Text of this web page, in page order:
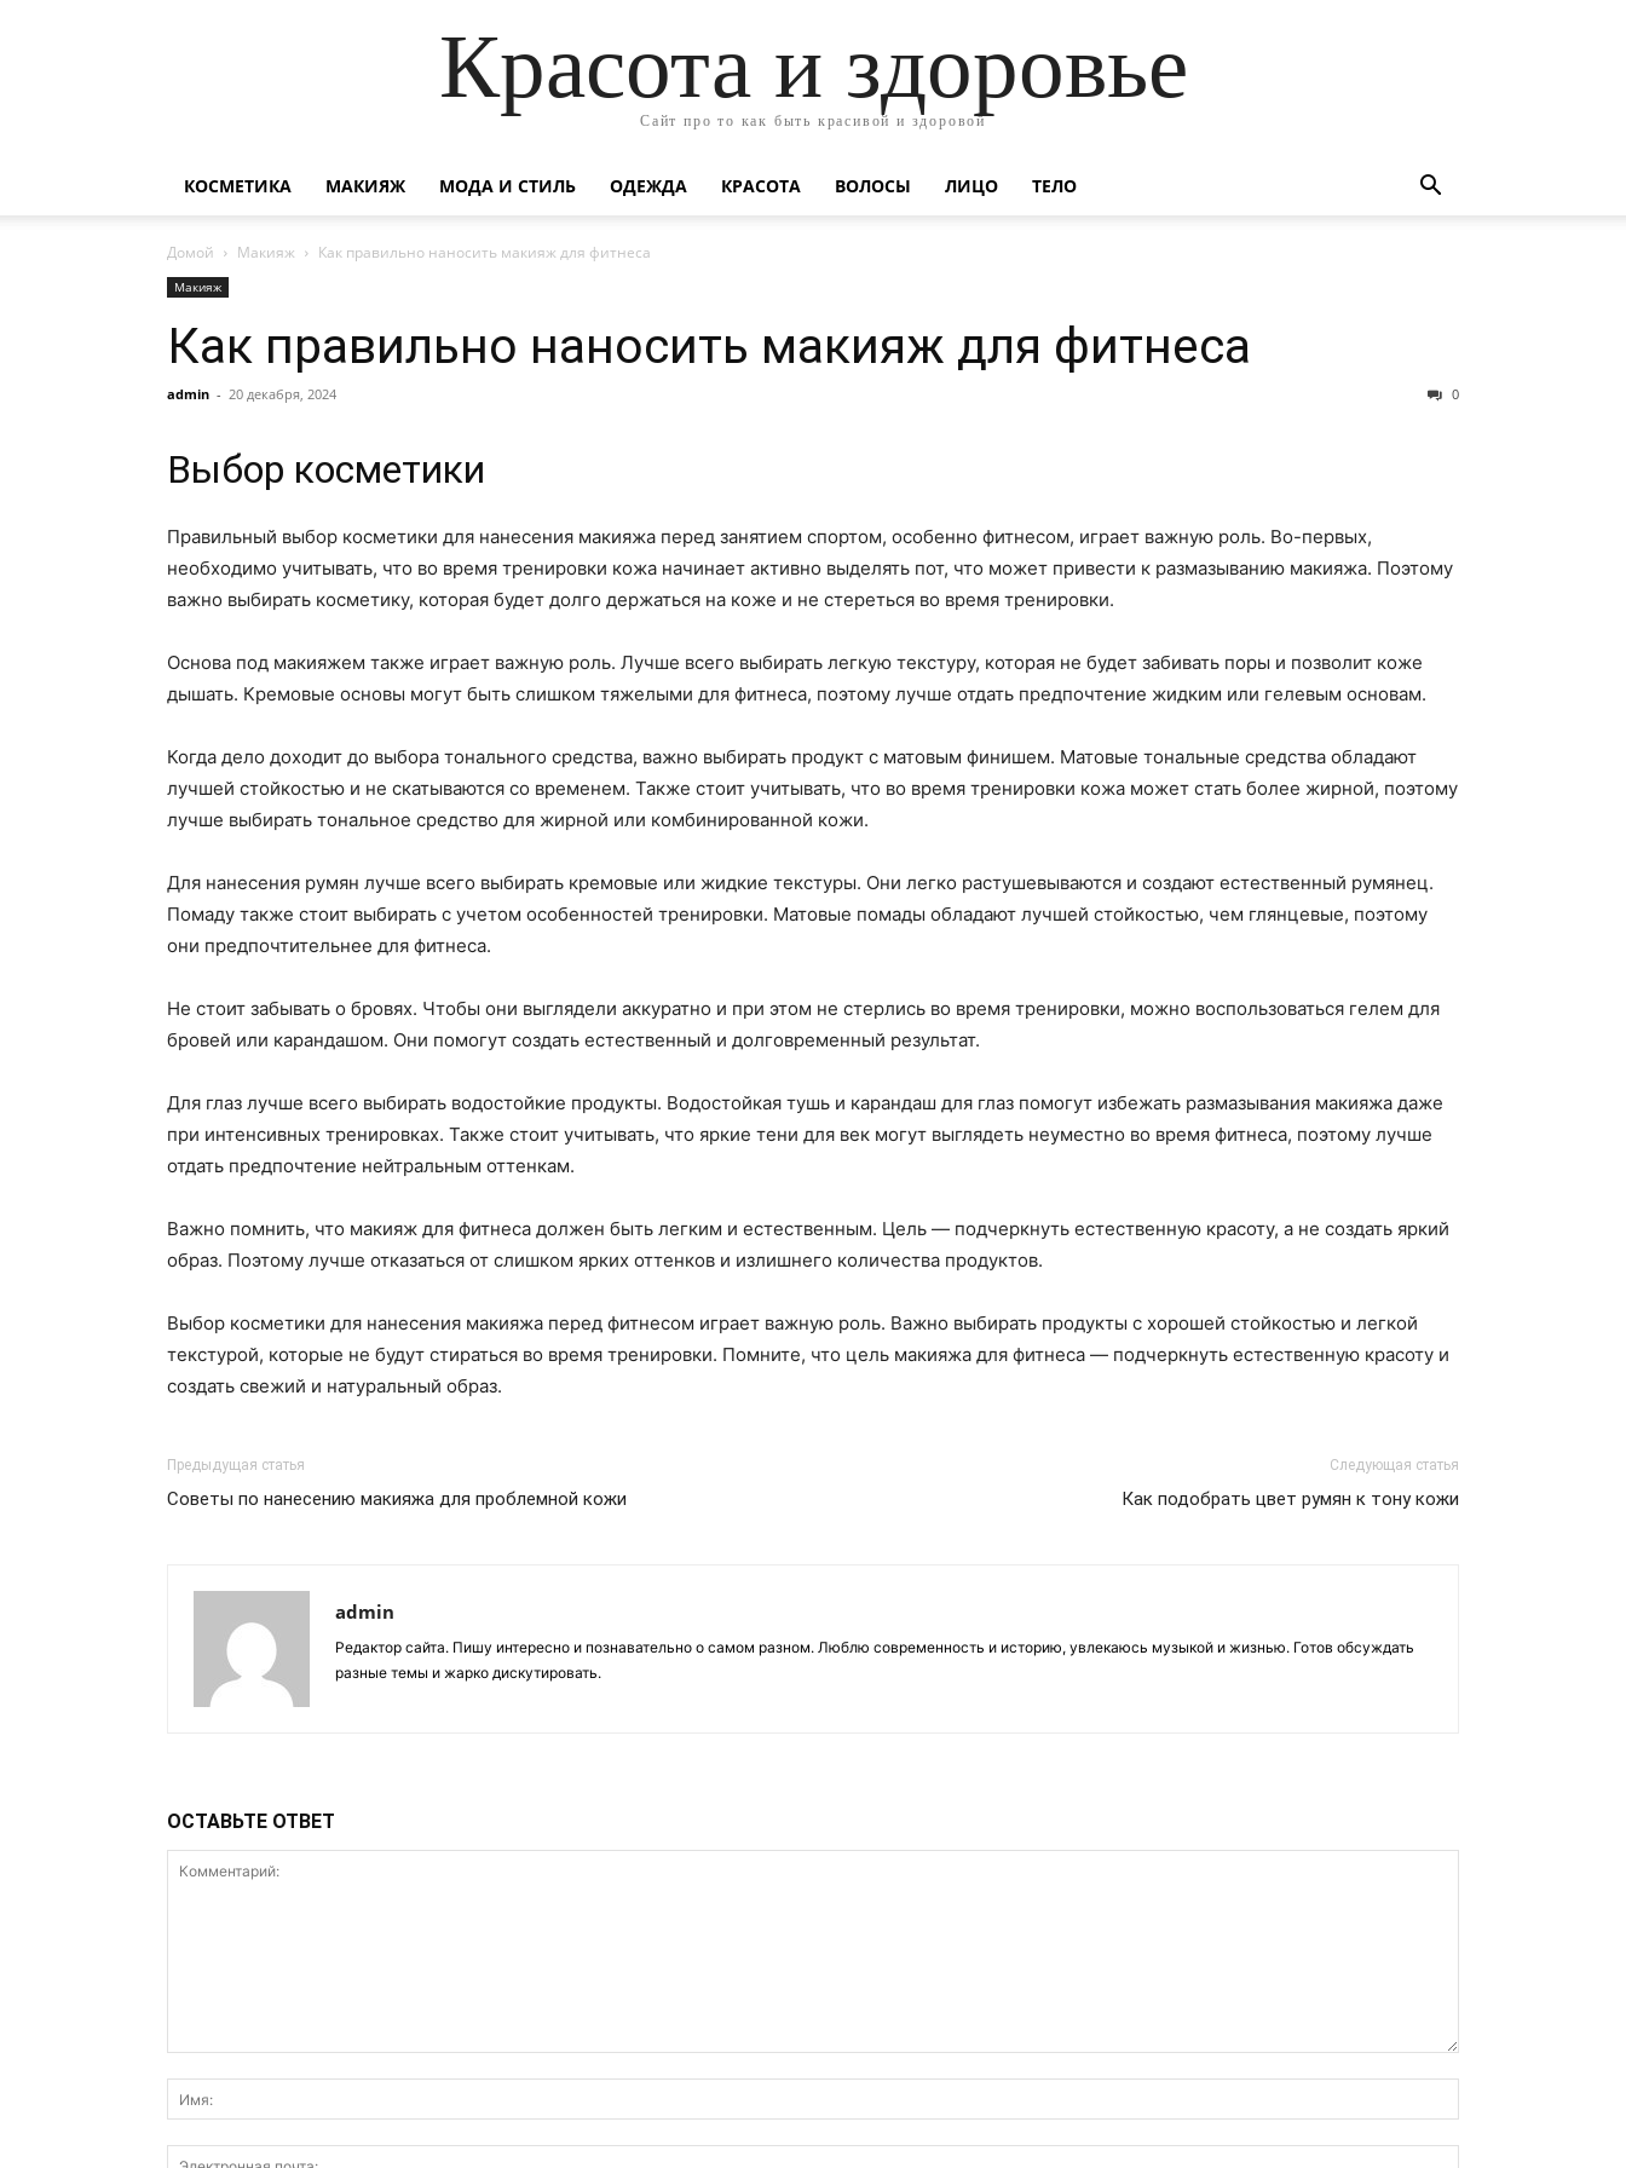
Красота и здоровье
Сайт про то как быть красивой и здоровой
КОСМЕТИКА МАКИЯЖ МОДА И СТИЛЬ ОДЕЖДА КРАСОТА ВОЛОСЫ ЛИЦО ТЕЛО
Домой Макияж Как правильно наносить макияж для фитнеса
Макияж
Как правильно наносить макияж для фитнеса
admin - 20 декабря, 2024 0
Выбор косметики
Правильный выбор косметики для нанесения макияжа перед занятием спортом, особенно фитнесом, играет важную роль. Во-первых,
необходимо учитывать, что во время тренировки кожа начинает активно выделять пот, что может привести к размазыванию макияжа. Поэтому
важно выбирать косметику, которая будет долго держаться на коже и не стереться во время тренировки.
Основа под макияжем также играет важную роль. Лучше всего выбирать легкую текстуру, которая не будет забивать поры и позволит коже
дышать. Кремовые основы могут быть слишком тяжелыми для фитнеса, поэтому лучше отдать предпочтение жидким или гелевым основам.
Когда дело доходит до выбора тонального средства, важно выбирать продукт с матовым финишем. Матовые тональные средства обладают
лучшей стойкостью и не скатываются со временем. Также стоит учитывать, что во время тренировки кожа может стать более жирной, поэтому
лучше выбирать тональное средство для жирной или комбинированной кожи.
Для нанесения румян лучше всего выбирать кремовые или жидкие текстуры. Они легко растушевываются и создают естественный румянец.
Помаду также стоит выбирать с учетом особенностей тренировки. Матовые помады обладают лучшей стойкостью, чем глянцевые, поэтому
они предпочтительнее для фитнеса.
Не стоит забывать о бровях. Чтобы они выглядели аккуратно и при этом не стерлись во время тренировки, можно воспользоваться гелем для
бровей или карандашом. Они помогут создать естественный и долговременный результат.
Для глаз лучше всего выбирать водостойкие продукты. Водостойкая тушь и карандаш для глаз помогут избежать размазывания макияжа даже
при интенсивных тренировках. Также стоит учитывать, что яркие тени для век могут выглядеть неуместно во время фитнеса, поэтому лучше
отдать предпочтение нейтральным оттенкам.
Важно помнить, что макияж для фитнеса должен быть легким и естественным. Цель — подчеркнуть естественную красоту, а не создать яркий
образ. Поэтому лучше отказаться от слишком ярких оттенков и излишнего количества продуктов.
Выбор косметики для нанесения макияжа перед фитнесом играет важную роль. Важно выбирать продукты с хорошей стойкостью и легкой
текстурой, которые не будут стираться во время тренировки. Помните, что цель макияжа для фитнеса — подчеркнуть естественную красоту и
создать свежий и натуральный образ.
Предыдущая статья
Советы по нанесению макияжа для проблемной кожи
Следующая статья
Как подобрать цвет румян к тону кожи
admin
Редактор сайта. Пишу интересно и познавательно о самом разном. Люблю современность и историю, увлекаюсь музыкой и жизнью. Готов обсуждать
разные темы и жарко дискутировать.
ОСТАВЬТЕ ОТВЕТ